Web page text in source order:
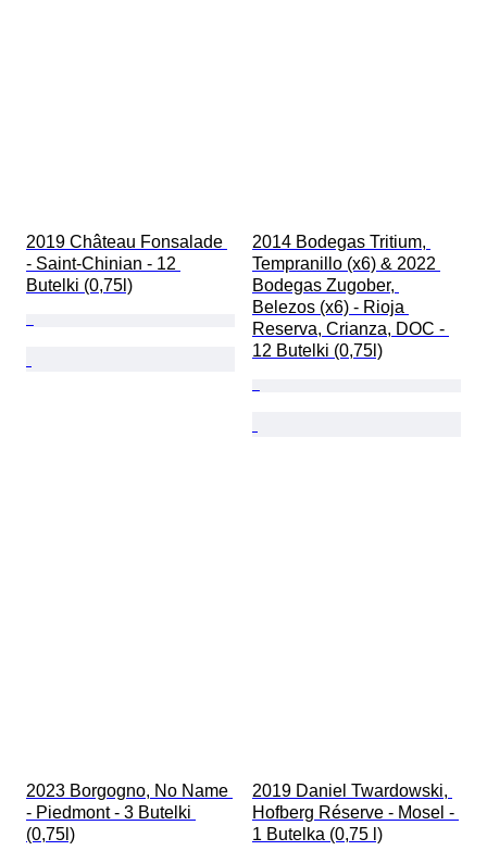
2019 Château Fonsalade
- Saint-Chinian - 12
Butelki (0,75l)
2014 Bodegas Tritium,
Tempranillo (x6) & 2022
Bodegas Zugober,
Belezos (x6) - Rioja
Reserva, Crianza, DOC -
12 Butelki (0,75l)
2023 Borgogno, No Name
- Piedmont - 3 Butelki
(0,75l)
2019 Daniel Twardowski,
Hofberg Réserve - Mosel -
1 Butelka (0,75 l)